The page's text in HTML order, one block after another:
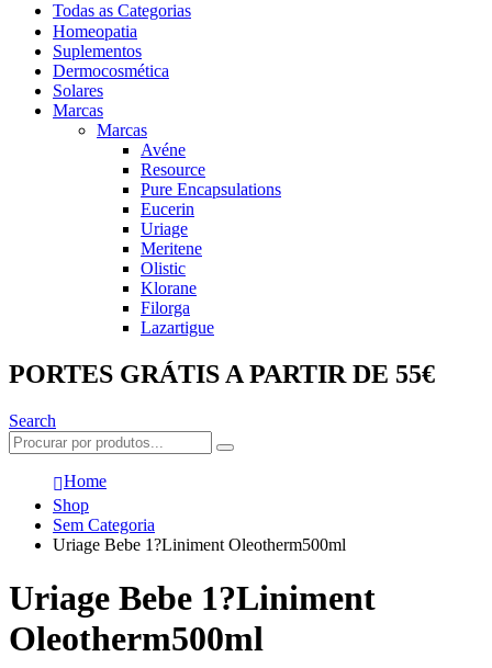
Todas as Categorias
Homeopatia
Suplementos
Dermocosmética
Solares
Marcas
Marcas
Avéne
Resource
Pure Encapsulations
Eucerin
Uriage
Meritene
Olistic
Klorane
Filorga
Lazartigue
PORTES GRÁTIS A PARTIR DE 55€
Search
Home
Shop
Sem Categoria
Uriage Bebe 1?Liniment Oleotherm500ml
Uriage Bebe 1?Liniment
Oleotherm500ml